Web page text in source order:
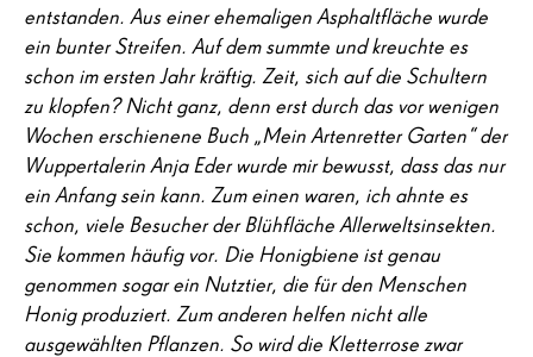
entstanden. Aus einer ehemaligen Asphaltfläche wurde
ein bunter Streifen. Auf dem summte und kreuchte es
schon im ersten Jahr kräftig. Zeit, sich auf die Schultern
zu klopfen? Nicht ganz, denn erst durch das vor wenigen
Wochen erschienene Buch „Mein Artenretter Garten“ der
Wuppertalerin Anja Eder wurde mir bewusst, dass das nur
ein Anfang sein kann. Zum einen waren, ich ahnte es
schon, viele Besucher der Blühfläche Allerweltsinsekten.
Sie kommen häufig vor. Die Honigbiene ist genau
genommen sogar ein Nutztier, die für den Menschen
Honig produziert. Zum anderen helfen nicht alle
ausgewählten Pflanzen. So wird die Kletterrose zwar